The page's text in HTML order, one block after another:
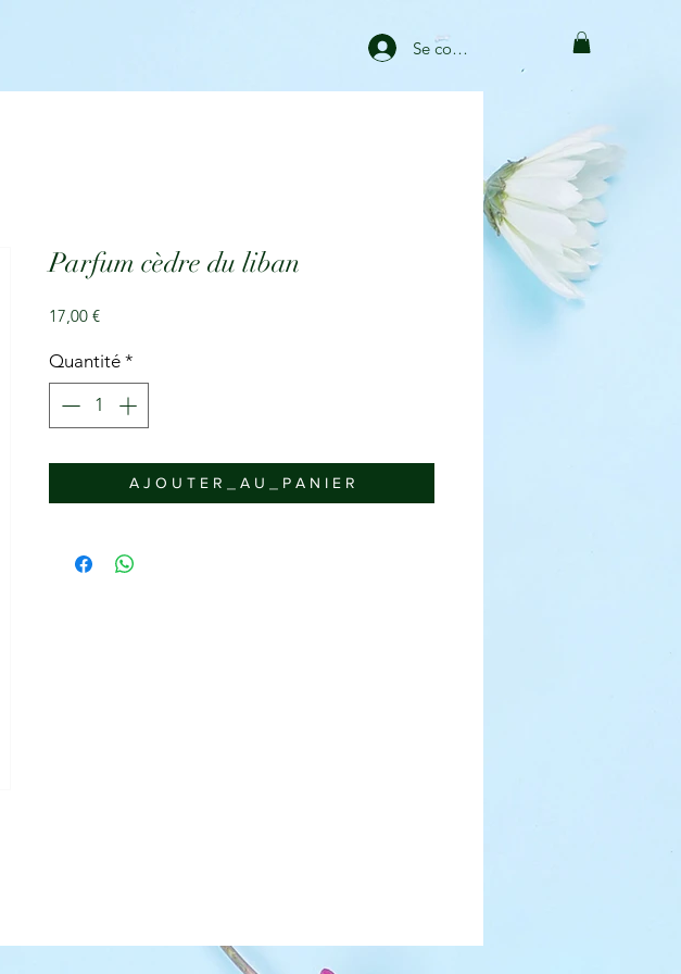
Se connecter
Parfum cèdre du liban
17,00 €Prix
Quantité *
A J O U T E R _ A U _ P A N I E R